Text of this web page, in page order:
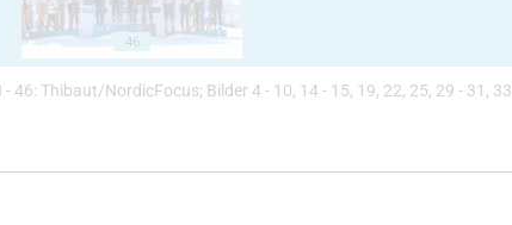
46
46: Thibaut/NordicFocus; Bilder 4 - 10, 14 - 15, 19, 22, 25, 29 - 31,